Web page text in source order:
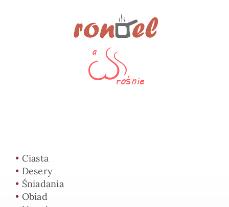
• Ciasta
• Desery
• Śniadania
• Obiad